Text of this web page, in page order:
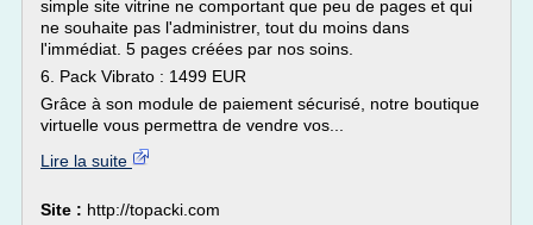
simple site vitrine ne comportant que peu de pages et qui
ne souhaite pas l'administrer, tout du moins dans
l'immédiat. 5 pages créées par nos soins.
6. Pack Vibrato : 1499 EUR
Grâce à son module de paiement sécurisé, notre boutique
virtuelle vous permettra de vendre vos...
Lire la suite
Site : http://topacki.com